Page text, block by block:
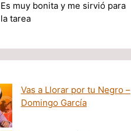
Es muy bonita y me sirvió para
la tarea
Vas a Llorar por tu Negro –
Domingo García